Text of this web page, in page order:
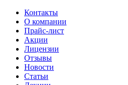
Контакты
О компании
Прайс-лист
Акции
Лицензии
Отзывы
Новости
Статьи